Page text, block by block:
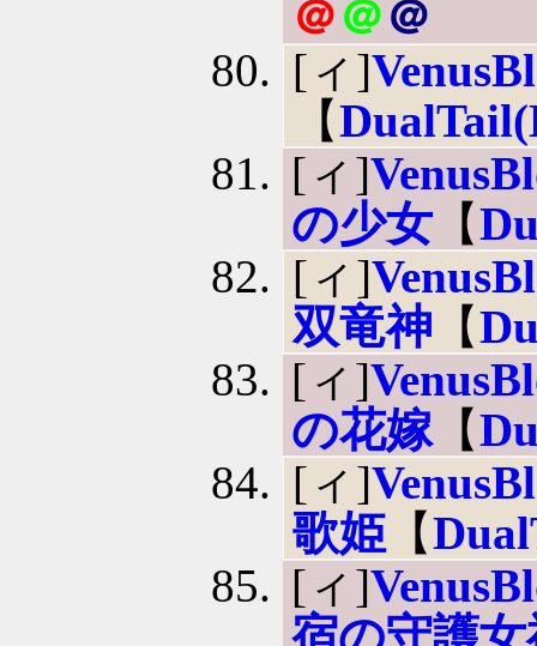
＠＠＠
[ィ]
【
[ィ]
の少女 【
[ィ]
双竜神 【
[ィ]
の花嫁【
[ィ]
歌姫 【
[ィ]